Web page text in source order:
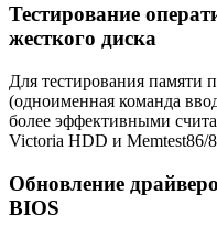
Тестирование
жесткого диска
Для тестирования памяти
(одноименная команда
более эффективными
Victoria HDD и Memtest86/
Обновление
BIOS